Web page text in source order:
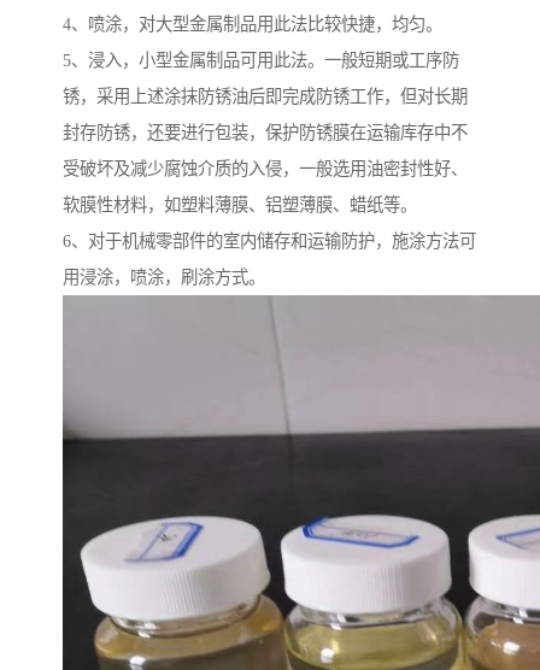
4、喷涂，对大型金属制品用此法比较快捷，均匀。
5、浸入，小型金属制品可用此法。一般短期或工序防
锈，采用上述涂抹防锈油后即完成防锈工作，但对长期
封存防锈，还要进行包装，保护防锈膜在运输库存中不
受破坏及减少腐蚀介质的入侵，一般选用油密封性好、
软膜性材料，如塑料薄膜、铝塑薄膜、蜡纸等。
6、对于机械零部件的室内储存和运输防护，施涂方法可
用浸涂，喷涂，刷涂方式。